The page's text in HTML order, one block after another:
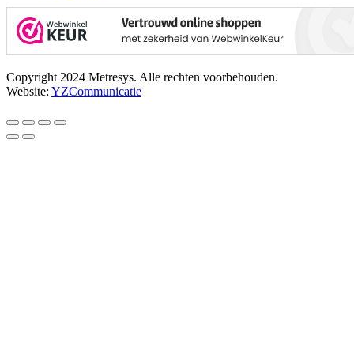
Copyright 2024 Metresys. Alle rechten voorbehouden.
Website: YZCommunicatie